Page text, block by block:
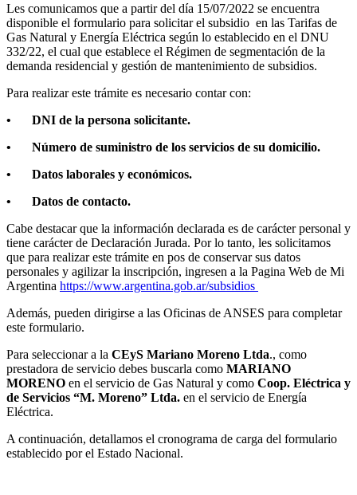
Les comunicamos que a partir del día 15/07/2022 se encuentra
disponible el formulario para solicitar el subsidio en las Tarifas de
Gas Natural y Energía Eléctrica según lo establecido en el DNU
332/22, el cual que establece el Régimen de segmentación de la
demanda residencial y gestión de mantenimiento de subsidios.
Para realizar este trámite es necesario contar con:
•
DNI de la persona solicitante.
•
Número de suministro de los servicios de su domicilio.
•
Datos laborales y económicos.
•
Datos de contacto.
Cabe destacar que la información declarada es de carácter personal y
tiene carácter de Declaración Jurada. Por lo tanto, les solicitamos
que para realizar este trámite en pos de conservar sus datos
personales y agilizar la inscripción, ingresen a la Pagina Web de Mi
Argentina https://www.argentina.gob.ar/subsidios
Además, pueden dirigirse a las Oficinas de ANSES para completar
este formulario.
Para seleccionar a la CEyS Mariano Moreno Ltda., como
prestadora de servicio debes buscarla como MARIANO
MORENO en el servicio de Gas Natural y como Coop. Eléctrica y
de Servicios “M. Moreno” Ltda. en el servicio de Energía
Eléctrica.
A continuación, detallamos el cronograma de carga del formulario
establecido por el Estado Nacional.